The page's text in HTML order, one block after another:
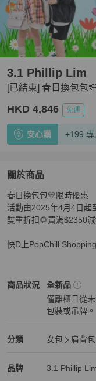
[已結束] 春日換包包
3.1 Phillip Lim
HKD 4,846 免運
安心購 +199 專
關於商品
關於[已結束] 春日換
春日換包包💛限時優惠
活動由2025年4月4日起
雙重折扣🌻買滿$2350
快D上PopChill
商品狀況
3.1 Phillip Lim女包商品
全新品
僅離櫃且從
包裝或吊牌。
分類
3.1 Phillip Lim女包分類
女包
肩背包
品牌
3.1 Phillip Lim 精品女包
3.1 Phillip
3.1 Phillip Lim 推薦清單